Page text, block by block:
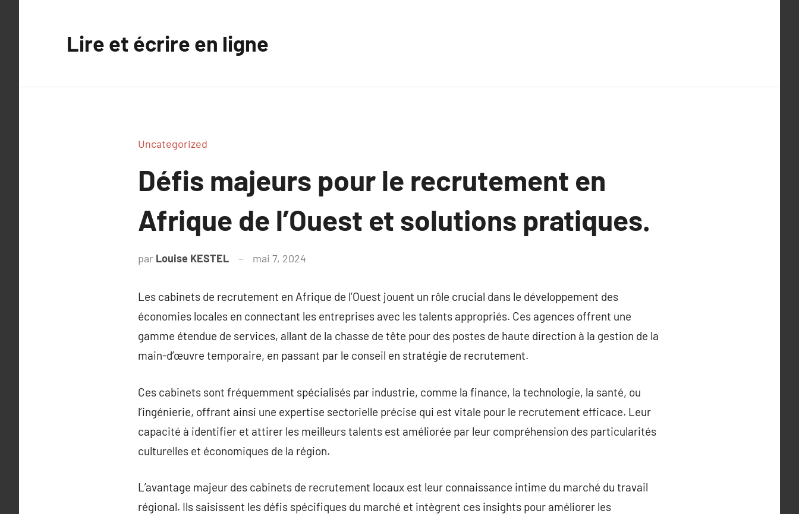
Lire et écrire en ligne
Uncategorized
Défis majeurs pour le recrutement en
Afrique de l’Ouest et solutions pratiques.
par Louise KESTEL mai 7, 2024
Les cabinets de recrutement en Afrique de l’Ouest jouent un rôle crucial dans le développement des
économies locales en connectant les entreprises avec les talents appropriés. Ces agences offrent une
gamme étendue de services, allant de la chasse de tête pour des postes de haute direction à la gestion de la
main-d’œuvre temporaire, en passant par le conseil en stratégie de recrutement.
Ces cabinets sont fréquemment spécialisés par industrie, comme la finance, la technologie, la santé, ou
l’ingénierie, offrant ainsi une expertise sectorielle précise qui est vitale pour le recrutement efficace. Leur
capacité à identifier et attirer les meilleurs talents est améliorée par leur compréhension des particularités
culturelles et économiques de la région.
L’avantage majeur des cabinets de recrutement locaux est leur connaissance intime du marché du travail
régional. Ils saisissent les défis spécifiques du marché et intègrent ces insights pour améliorer les